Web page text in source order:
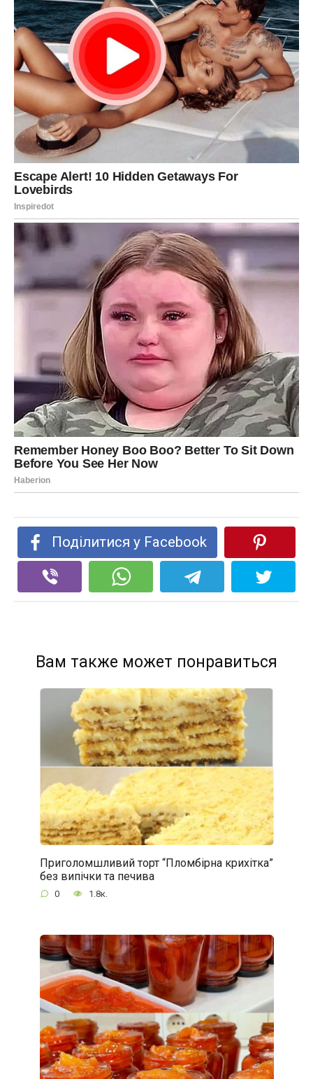
Поділитися у Facebook
Вам также может понравиться
Приголомшливий торт “Пломбірна крихітка”
без випічки та печива
0 1.8к.